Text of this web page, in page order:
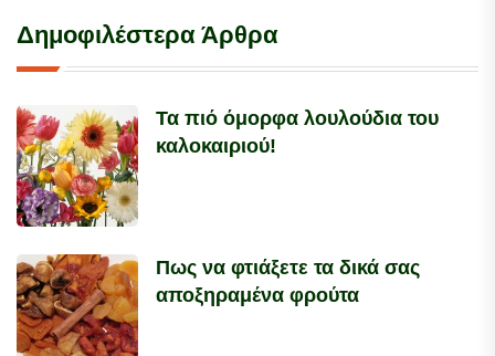
Δημοφιλέστερα Άρθρα
Τα πιό όμορφα λουλούδια του
καλοκαιριού!
Πως να φτιάξετε τα δικά σας
αποξηραμένα φρούτα